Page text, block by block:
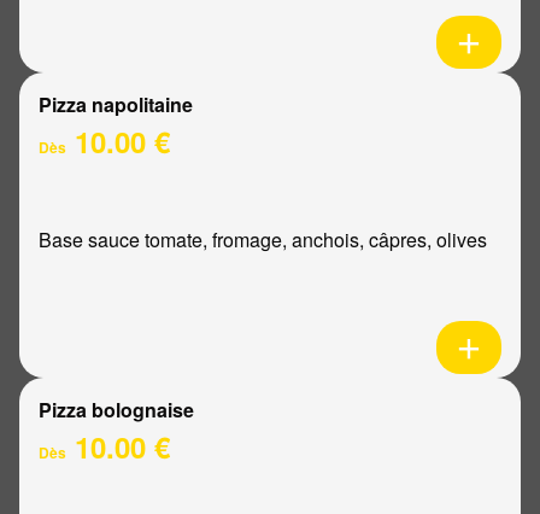
Pizza napolitaine
Dès 10.00 €
Base sauce tomate, fromage, anchois, câpres, olives
Pizza bolognaise
Dès 10.00 €